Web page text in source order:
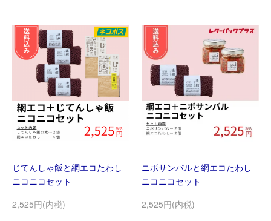
じてんしゃ飯と網エコたわし
ニコニコセット
2,525円(内税)
ニボサンバルと網エコたわし
ニコニコセット
2,525円(内税)